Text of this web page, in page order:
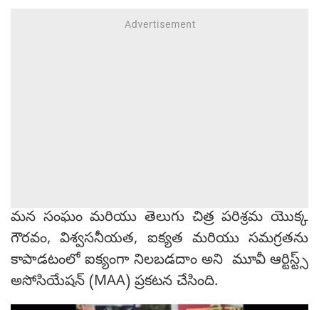
మన సంఘం మరియు తెలుగు చిత్ర పరిశ్రమ యొక్క
గౌరవం, విశ్వసనీయత, ఐక్యత మరియు సమగ్రతను
కాపాడటంలో ఐక్యంగా నిలబడదాం అని మూవీ ఆర్టిస్ట్స్
అసోసియేషన్ (MAA) ప్రకటన చేసింది.